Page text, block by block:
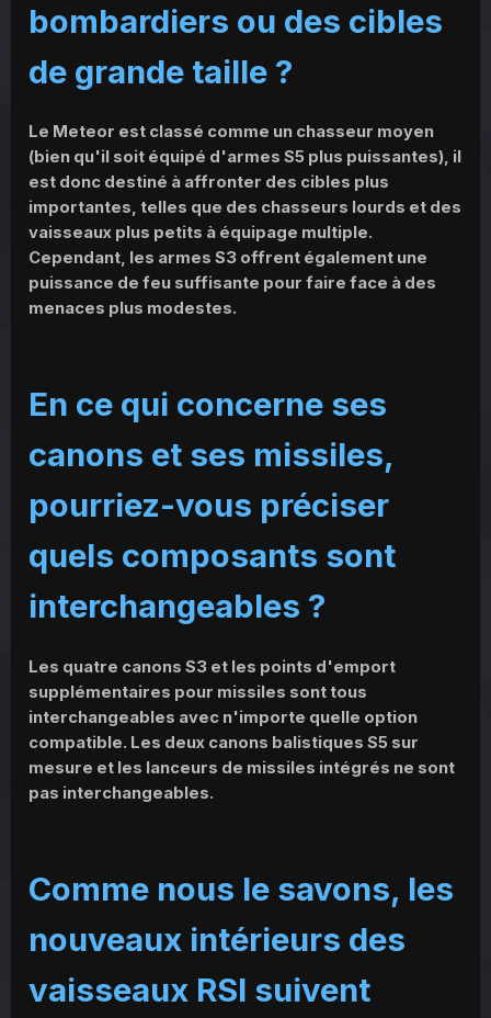
bombardiers ou des cibles
de grande taille ?
Le Meteor est classé comme un chasseur moyen
(bien qu'il soit équipé d'armes S5 plus puissantes), il
est donc destiné à affronter des cibles plus
importantes, telles que des chasseurs lourds et des
vaisseaux plus petits à équipage multiple.
Cependant, les armes S3 offrent également une
puissance de feu suffisante pour faire face à des
menaces plus modestes.
En ce qui concerne ses
canons et ses missiles,
pourriez-vous préciser
quels composants sont
interchangeables ?
Les quatre canons S3 et les points d'emport
supplémentaires pour missiles sont tous
interchangeables avec n'importe quelle option
compatible. Les deux canons balistiques S5 sur
mesure et les lanceurs de missiles intégrés ne sont
pas interchangeables.
Comme nous le savons, les
nouveaux intérieurs des
vaisseaux RSI suivent